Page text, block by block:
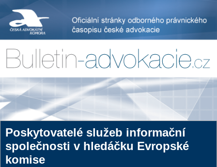
Poskytovatelé služeb informační
společnosti v hledáčku Evropské
komise